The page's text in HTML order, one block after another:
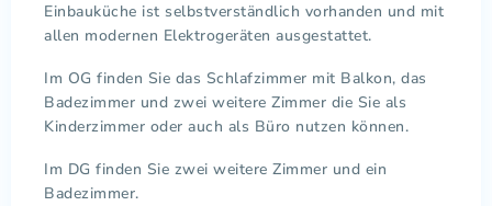
Einbauküche ist selbstverständlich vorhanden und mit
allen modernen Elektrogeräten ausgestattet.
Im OG finden Sie das Schlafzimmer mit Balkon, das
Badezimmer und zwei weitere Zimmer die Sie als
Kinderzimmer oder auch als Büro nutzen können.
Im DG finden Sie zwei weitere Zimmer und ein
Badezimmer.